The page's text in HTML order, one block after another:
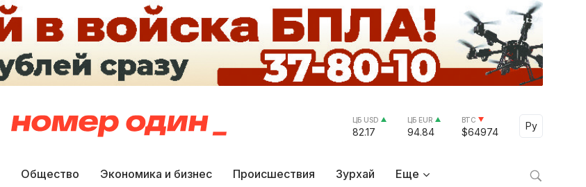
ЦБ USD
82.17
ЦБ EUR
94.84
BTC
$64974
Ру
Select
Общество Экономика и бизнес Происшествия Зурхай Еще